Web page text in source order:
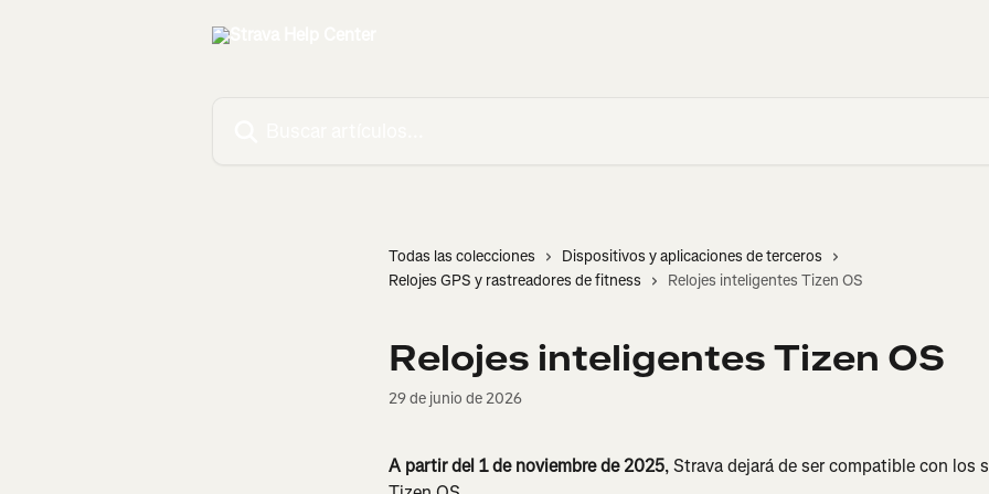
Todas las colecciones
Dispositivos y aplicaciones de terceros
Relojes GPS y rastreadores de fitness
Relojes inteligentes Tizen OS
Relojes inteligentes Tizen OS
29 de junio de 2026
A partir del 1 de noviembre de 2025, Strava dejará de ser compatible con los